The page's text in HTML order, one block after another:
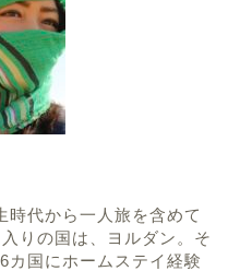
時代から一人旅を含めて
りの国は、ヨルダン。そ
カ国にホームステイ経験